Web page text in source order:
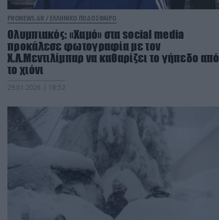
PRONEWS.GR / ΕΛΛΗΝΙΚΟ ΠΟΔΟΣΦΑΙΡΟ
Ολυμπιακός: «Χαμό» στα social media
προκάλεσε φωτογραφία με τον
Χ.Λ.Μεντιλίμπαρ να καθαρίζει το γήπεδο από
το χιόνι
29.01.2026 | 18:52